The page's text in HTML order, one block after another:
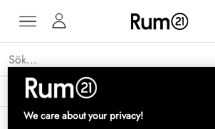
Få 15 % rabatt på Grythyttan Stålmöbler* →
We care about your privacy!